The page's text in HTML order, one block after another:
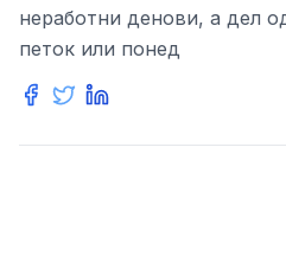
неработни денови, а дел
петок или понед